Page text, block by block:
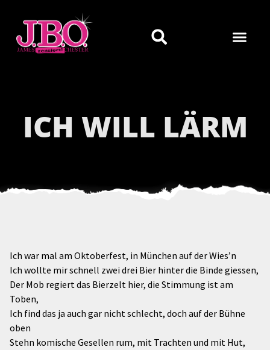
ICH WILL LÄRM
Ich war mal am Oktoberfest, in München auf der Wies’n
Ich wollte mir schnell zwei drei Bier hinter die Binde giessen,
Der Mob regiert das Bierzelt hier, die Stimmung ist am
Toben,
Ich find das ja auch gar nicht schlecht, doch auf der Bühne
oben
Stehn komische Gesellen rum, mit Trachten und mit Hut,